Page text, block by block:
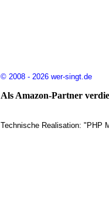
© 2008 - 2026 wer-singt.de
Als Amazon-Partner
Technische Realisation: "PHP